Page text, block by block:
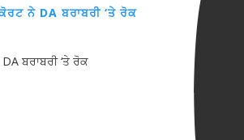
ਨੇ DA ਬਰਾਬਰੀ ‘ਤੇ ਰੋਕ
ਬਰਾਬਰੀ ‘ਤੇ ਰੋਕ